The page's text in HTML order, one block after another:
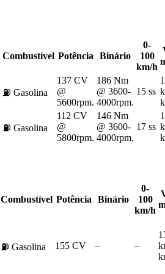
Combustível Potência Binário
0-
100
km/h
⛽ Gasolina
137 CV
@
5600rpm.
186 Nm
@ 3600-
4000rpm.
15 ss
⛽ Gasolina
112 CV
@
5800rpm.
146 Nm
@ 3600-
4000rpm.
17 ss
Combustível Potência Binário
0-
100
km/h
⛽ Gasolina 155 CV – –